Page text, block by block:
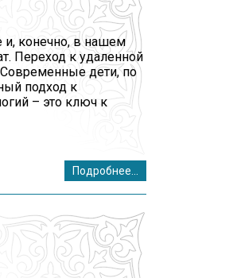
и, конечно, в нашем
Переход к удаленной
Современные дети, по
подход к
– это ключ к
Подробнее...